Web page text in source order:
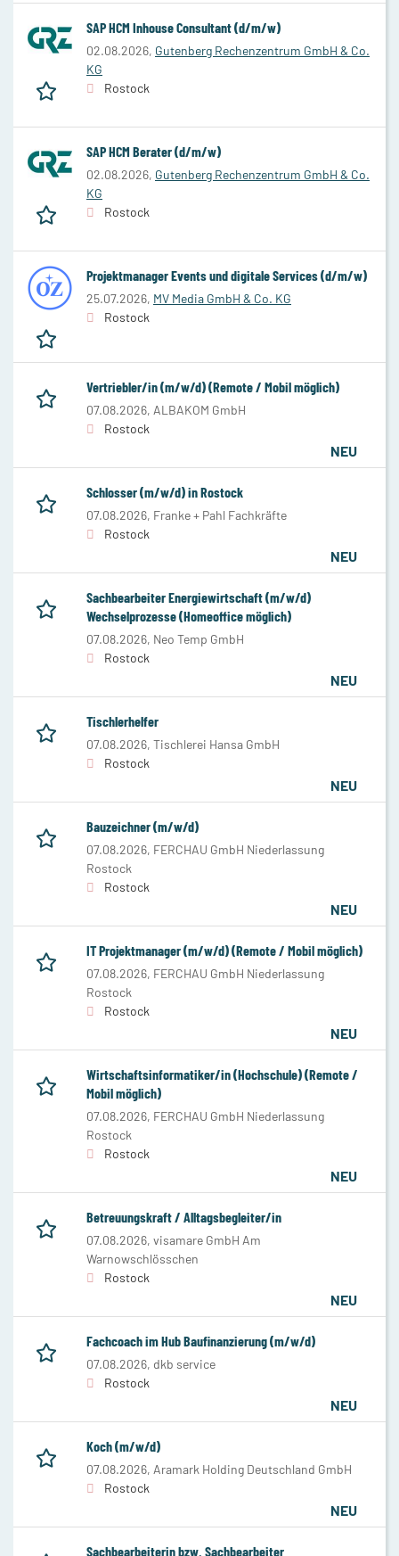
SAP HCM Inhouse Consultant (d/m/w)
02.08.2026, Gutenberg Rechenzentrum GmbH & Co.
KG
Rostock
SAP HCM Berater (d/m/w)
02.08.2026, Gutenberg Rechenzentrum GmbH & Co.
KG
Rostock
Projektmanager Events und digitale Services (d/m/w)
25.07.2026, MV Media GmbH & Co. KG
Rostock
Vertriebler/in (m/w/d) (Remote / Mobil möglich)
07.08.2026, ALBAKOM GmbH
Rostock
NEU
Schlosser (m/w/d) in Rostock
07.08.2026, Franke + Pahl Fachkräfte
Rostock
NEU
Sachbearbeiter Energiewirtschaft (m/w/d)
Wechselprozesse (Homeoffice möglich)
07.08.2026, Neo Temp GmbH
Rostock
NEU
Tischlerhelfer
07.08.2026, Tischlerei Hansa GmbH
Rostock
NEU
Bauzeichner (m/w/d)
07.08.2026, FERCHAU GmbH Niederlassung
Rostock
Rostock
NEU
IT Projektmanager (m/w/d) (Remote / Mobil möglich)
07.08.2026, FERCHAU GmbH Niederlassung
Rostock
Rostock
NEU
Wirtschaftsinformatiker/in (Hochschule) (Remote /
Mobil möglich)
07.08.2026, FERCHAU GmbH Niederlassung
Rostock
Rostock
NEU
Betreuungskraft / Alltagsbegleiter/in
07.08.2026, visamare GmbH Am
Warnowschlösschen
Rostock
NEU
Fachcoach im Hub Baufinanzierung (m/w/d)
07.08.2026, dkb service
Rostock
NEU
Koch (m/w/d)
07.08.2026, Aramark Holding Deutschland GmbH
Rostock
NEU
Sachbearbeiterin bzw. Sachbearbeiter